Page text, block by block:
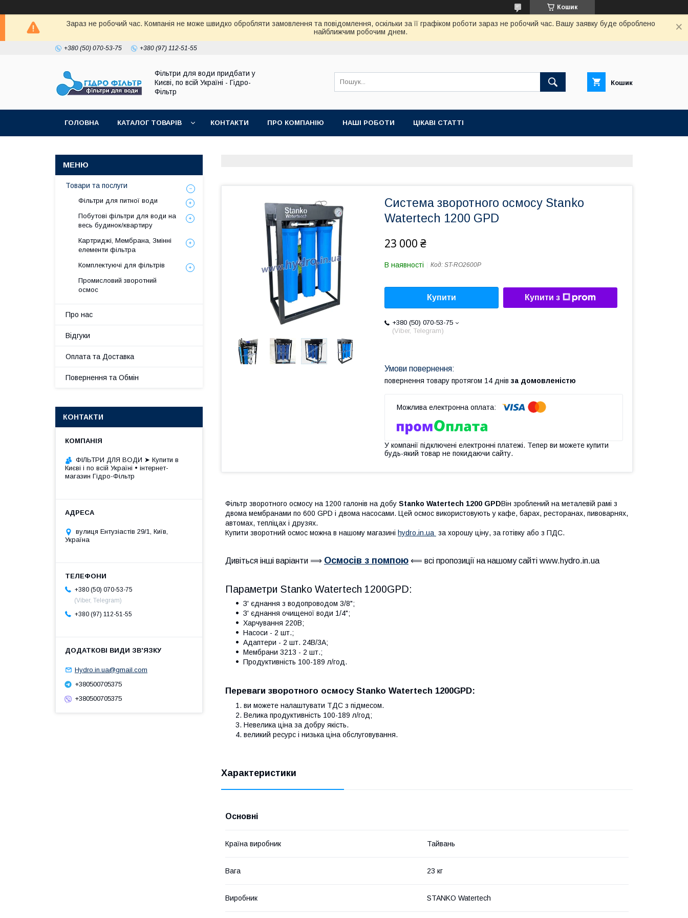
Кошик
Зараз не робочий час. Компанія не може швидко обробляти замовлення та повідомлення, оскільки за її графіком роботи зараз не робочий час. Вашу заявку буде оброблено
найближчим робочим днем.
+380 (50) 070-53-75 +380 (97) 112-51-55
Фільтри для води придбати у
Києві, по всій Україні - Гідро-
Фільтр
Кошик
ГОЛОВНА КАТАЛОГ ТОВАРІВ КОНТАКТИ ПРО КОМПАНІЮ НАШІ РОБОТИ ЦІКАВІ СТАТТІ
Система зворотного осмосу Stanko
Watertech 1200 GPD
23 000 ₴
В наявності Код: ST-RO2600P
Купити Купити з
+380 (50) 070-53-75
(Viber, Telegram)
повернення товару протягом 14 днів за домовленістю
У компанії підключені електронні платежі. Тепер ви можете купити
будь-який товар не покидаючи сайту.
Фільтр зворотного осмосу на 1200 галонів на добу Stanko Watertech 1200 GPDВін зроблений на металевій рамі з
двома мембранами по 600 GPD і двома насосами. Цей осмос використовують у кафе, барах, ресторанах, пивоварнях,
автомах, тепліцах і друзях.
Купити зворотний осмос можна в нашому магазині hydro.in.ua за хорошу ціну, за готівку або з ПДС.
Дивіться інші варіанти ⟹ Осмосів з помпою ⟸ всі пропозиції на нашому сайті www.hydro.in.ua
Параметри Stanko Watertech 1200GPD:
З' єднання з водопроводом 3/8";
З' єднання очищеної води 1/4";
Харчування 220В;
Насоси - 2 шт.;
Адаптери - 2 шт. 24В/3А;
Мембрани 3213 - 2 шт.;
Продуктивність 100-189 л/год.
Переваги зворотного осмосу Stanko Watertech 1200GPD:
ви можете налаштувати ТДС з підмесом.
Велика продуктивність 100-189 л/год;
Невелика ціна за добру якість.
великий ресурс і низька ціна обслуговування.
Характеристики
Основні
Країна виробник Тайвань
Вага 23 кг
Виробник STANKO Watertech
Товари та послуги
Фільтри для питної води
Побутові фільтри для води на
весь будинок/квартиру
Картриджі, Мембрана, Змінні
елементи фільтра
Комплектуючі для фільтрів
Промисловий зворотний
осмос
Про нас
Відгуки
Оплата та Доставка
Повернення та Обмін
КОНТАКТИ
ФІЛЬТРИ ДЛЯ ВОДИ ➤ Купити в
Києві і по всій Україні • інтернет-
магазин Гідро-Фільтр
вулиця Ентузіастів 29/1, Київ,
Україна
+380 (50) 070-53-75
(Viber, Telegram)
+380 (97) 112-51-55
Hydro.in.ua@gmail.com
+380500705375
+380500705375